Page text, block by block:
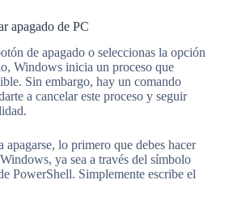
apagado de PC
de apagado o seleccionas la opción
Windows inicia un proceso que
Sin embargo, hay un comando
a cancelar este proceso y seguir
apagarse, lo primero que debes hacer
ya sea a través del símbolo
PowerShell. Simplemente escribe el